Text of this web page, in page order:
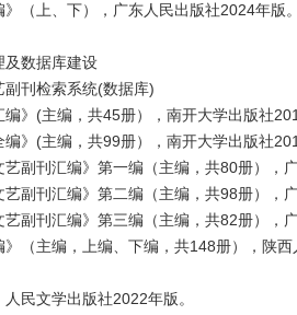
》（上、下），广东人民出版社2024年版
及数据库建设
刊检索系统(数据库)
编》(主编，共45册），南开大学出版社
编》(主编，共99册），南开大学出版社
艺副刊汇编》第一编（主编，共80册），
艺副刊汇编》第二编（主编，共98册），
艺副刊汇编》第三编（主编，共82册），
》（主编，上编、下编，共148册），陕
人民文学出版社2022年版。